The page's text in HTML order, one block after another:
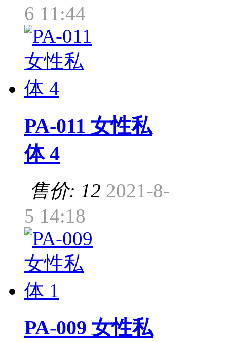
6 11:44
PA-011 女性私
体 4
售价: 12 2021-8-
5 14:18
PA-009 女性私